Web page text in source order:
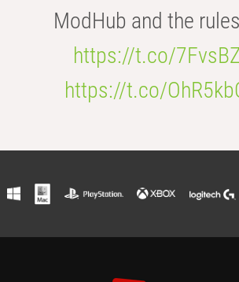
ModHub and the
https://t.co/
https://t.co/